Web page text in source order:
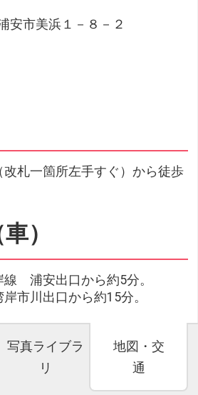
安市美浜１－８－２
改札一箇所左手すぐ）から徒歩
）
浦安出口から約5分。
市川出口から約15分。
写真ライブラ
リ
地図・交
通